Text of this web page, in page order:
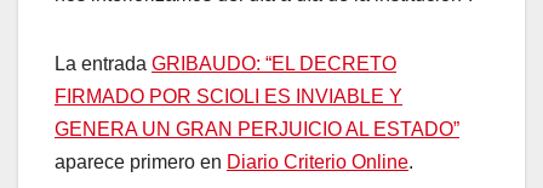
La entrada GRIBAUDO: “EL DECRETO
FIRMADO POR SCIOLI ES INVIABLE Y
GENERA UN GRAN PERJUICIO AL ESTADO”
aparece primero en Diario Criterio Online.